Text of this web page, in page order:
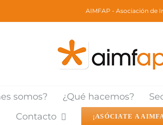
AIMFAP - Asociación de
somos? ¿Qué hacemos?
Contacto
¡ASÓCIATE A